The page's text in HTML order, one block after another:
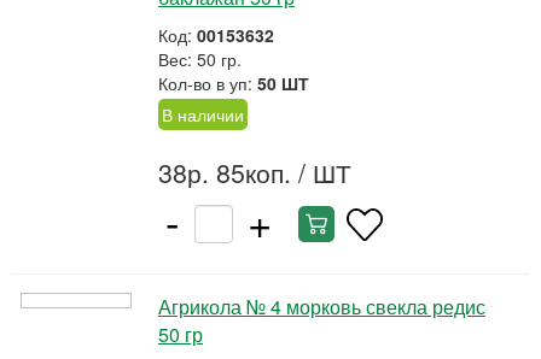
Код: 00153632
Вес: 50 гр.
Кол-во в уп: 50 ШТ
В наличии
38р. 85коп. / ШТ
- +
Агрикола № 4 морковь свекла редис
50 гр